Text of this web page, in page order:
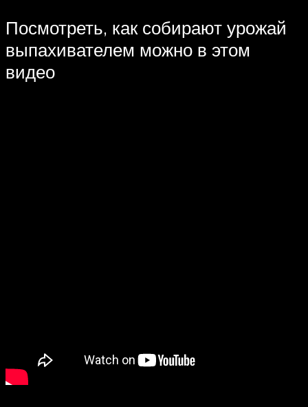
Посмотреть, как собирают урожай
выпахивателем можно в этом
видео